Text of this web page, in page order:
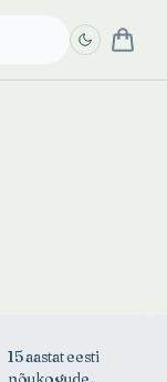
15 aastat eesti